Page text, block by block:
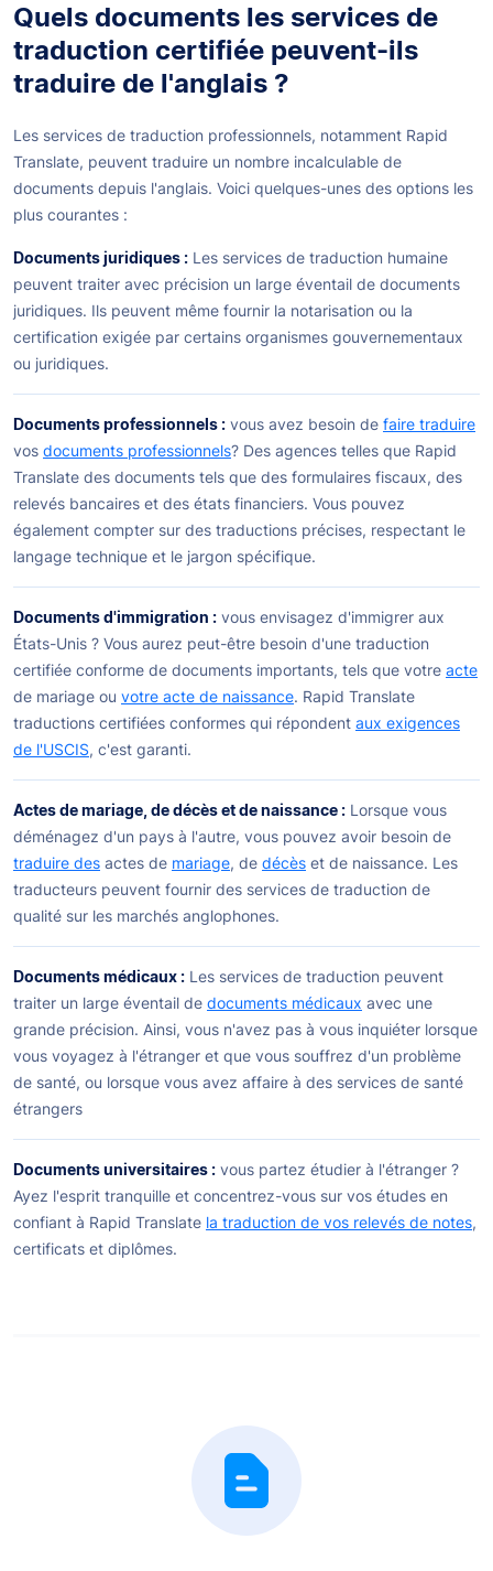
Quels documents les services de
traduction certifiée peuvent-ils
traduire de l'anglais ?
Les services de traduction professionnels, notamment Rapid
Translate, peuvent traduire un nombre incalculable de
documents depuis l'anglais. Voici quelques-unes des options les
plus courantes :
Documents juridiques : Les services de traduction humaine
peuvent traiter avec précision un large éventail de documents
juridiques. Ils peuvent même fournir la notarisation ou la
certification exigée par certains organismes gouvernementaux
ou juridiques.
Documents professionnels : vous avez besoin de faire traduire
vos documents professionnels? Des agences telles que Rapid
Translate des documents tels que des formulaires fiscaux, des
relevés bancaires et des états financiers. Vous pouvez
également compter sur des traductions précises, respectant le
langage technique et le jargon spécifique.
Documents d'immigration : vous envisagez d'immigrer aux
États-Unis ? Vous aurez peut-être besoin d'une traduction
certifiée conforme de documents importants, tels que votre acte
de mariage ou votre acte de naissance. Rapid Translate
traductions certifiées conformes qui répondent aux exigences
de l'USCIS, c'est garanti.
Actes de mariage, de décès et de naissance : Lorsque vous
déménagez d'un pays à l'autre, vous pouvez avoir besoin de
traduire des actes de mariage, de décès et de naissance. Les
traducteurs peuvent fournir des services de traduction de
qualité sur les marchés anglophones.
Documents médicaux : Les services de traduction peuvent
traiter un large éventail de documents médicaux avec une
grande précision. Ainsi, vous n'avez pas à vous inquiéter lorsque
vous voyagez à l'étranger et que vous souffrez d'un problème
de santé, ou lorsque vous avez affaire à des services de santé
étrangers
Documents universitaires : vous partez étudier à l'étranger ?
Ayez l'esprit tranquille et concentrez-vous sur vos études en
confiant à Rapid Translate la traduction de vos relevés de notes,
certificats et diplômes.